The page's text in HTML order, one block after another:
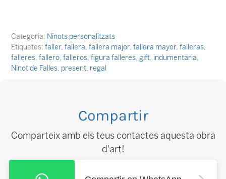
Categoria: Ninots personalitzats
Etiquetes: faller, fallera fallera major, fallera mayor, falleras
falleres fallero falleros figura falleres gift indumentaria
Ninot de Falles present regal
Compartir
Comparteix amb els teus contactes aquesta obra
d'art!